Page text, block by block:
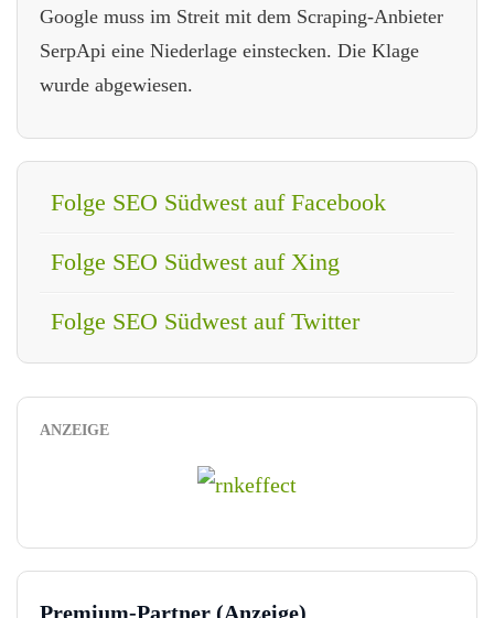
Google muss im Streit mit dem Scraping-Anbieter
SerpApi eine Niederlage einstecken. Die Klage
wurde abgewiesen.
Folge SEO Südwest auf Facebook
Folge SEO Südwest auf Xing
Folge SEO Südwest auf Twitter
ANZEIGE
Premium-Partner (Anzeige)